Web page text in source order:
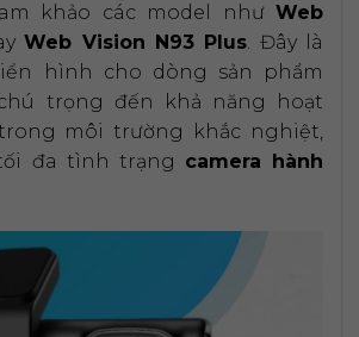
khảo các model như Web
Web Vision N93 Plus. Đây là
hình cho dòng sản phẩm
trọng đến khả năng hoạt
môi trường khắc nghiệt,
đa tình trạng camera hành